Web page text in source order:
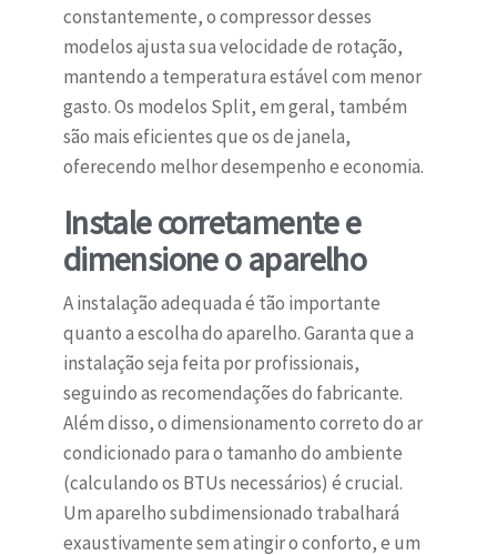
constantemente, o compressor desses
modelos ajusta sua velocidade de rotação,
mantendo a temperatura estável com menor
gasto. Os modelos Split, em geral, também
são mais eficientes que os de janela,
oferecendo melhor desempenho e economia.
Instale corretamente e
dimensione o aparelho
A instalação adequada é tão importante
quanto a escolha do aparelho. Garanta que a
instalação seja feita por profissionais,
seguindo as recomendações do fabricante.
Além disso, o dimensionamento correto do ar
condicionado para o tamanho do ambiente
(calculando os BTUs necessários) é crucial.
Um aparelho subdimensionado trabalhará
exaustivamente sem atingir o conforto, e um